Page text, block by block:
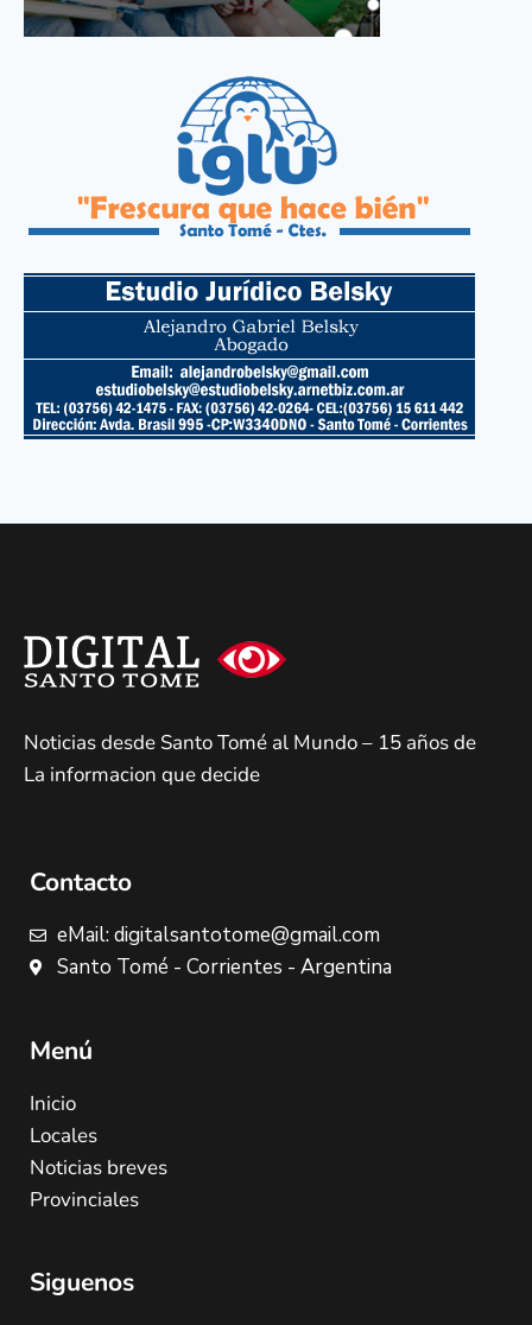
Noticias desde Santo Tomé al Mundo – 15 años de
La informacion que decide
Contacto
eMail: digitalsantotome@gmail.com
Santo Tomé - Corrientes - Argentina
Menú
Inicio
Locales
Noticias breves
Provinciales
Siguenos